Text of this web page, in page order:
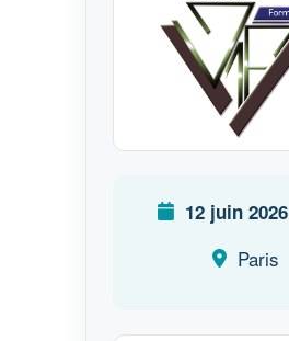
12 juin 2026
Paris